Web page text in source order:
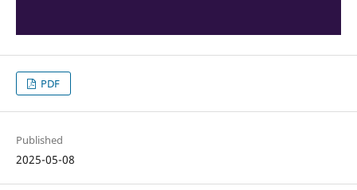
PDF
Published
2025-05-08